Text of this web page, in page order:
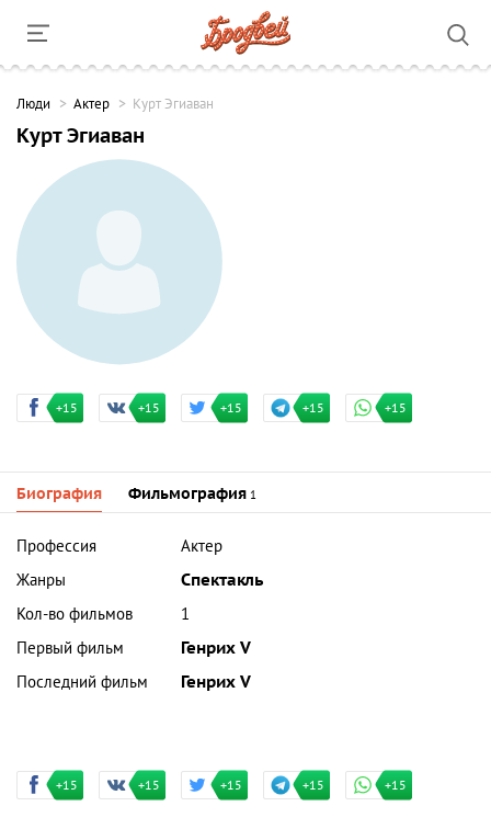
Люди Актер Курт Эгиаван
Курт Эгиаван
+15 +15 +15 +15 +15
Биография Фильмография 1
Профессия
Актер
Жанры
Спектакль
Кол-во фильмов
1
Первый фильм
Генрих V
Последний фильм
Генрих V
+15 +15 +15 +15 +15